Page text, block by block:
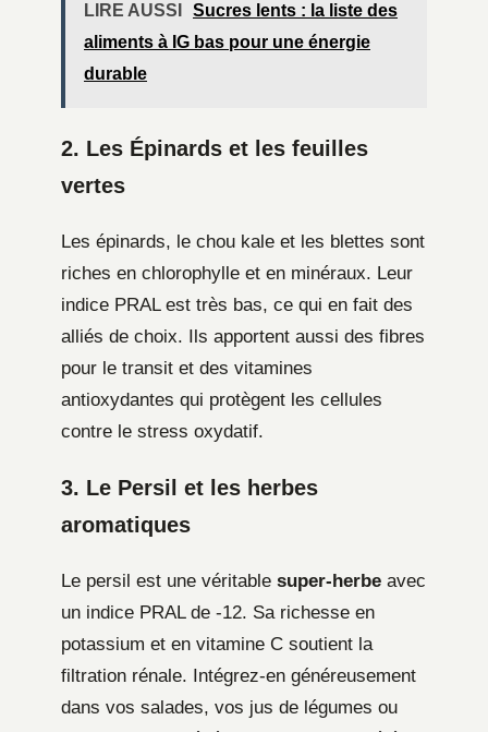
LIRE AUSSI
Sucres lents : la liste des
aliments à IG bas pour une énergie
durable
2. Les Épinards et les feuilles
vertes
Les épinards, le chou kale et les blettes sont
riches en chlorophylle et en minéraux. Leur
indice PRAL est très bas, ce qui en fait des
alliés de choix. Ils apportent aussi des fibres
pour le transit et des vitamines
antioxydantes qui protègent les cellules
contre le stress oxydatif.
3. Le Persil et les herbes
aromatiques
Le persil est une véritable super-herbe avec
un indice PRAL de -12. Sa richesse en
potassium et en vitamine C soutient la
filtration rénale. Intégrez-en généreusement
dans vos salades, vos jus de légumes ou